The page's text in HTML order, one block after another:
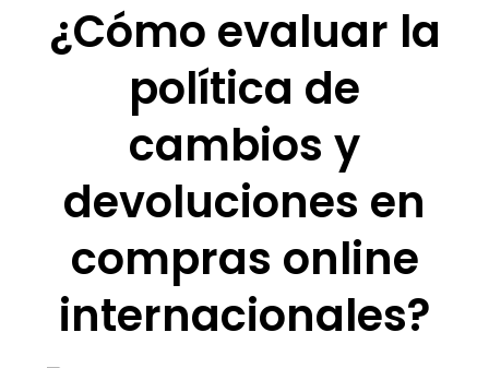
¿Cómo evaluar la
política de
cambios y
devoluciones en
compras online
internacionales?